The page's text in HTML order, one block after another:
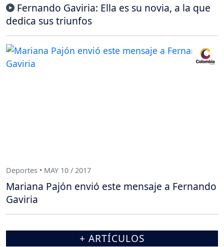
Fernando Gaviria: Ella es su novia, a la que
dedica sus triunfos
Deportes • MAY 10 / 2017
Mariana Pajón envió este mensaje a Fernando
Gaviria
+ ARTÍCULOS